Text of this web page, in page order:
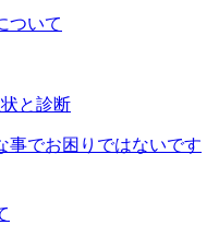
ついて
と診断
事でお困りではないです